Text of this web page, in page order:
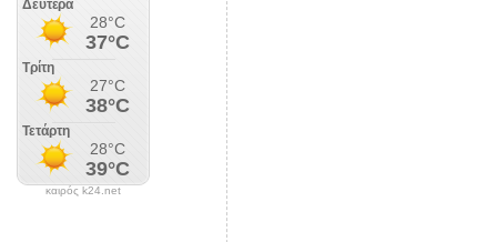
καιρός k24.net